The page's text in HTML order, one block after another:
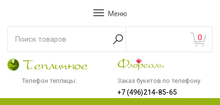
Меню
0
Телефон теплицы: Заказ букетов по телефону
+7 (496)214-85-65